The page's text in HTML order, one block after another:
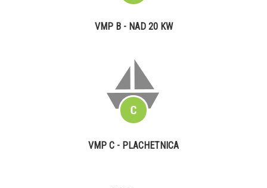
VMP B - NAD 20 KW
VMP C - PLACHETNICA